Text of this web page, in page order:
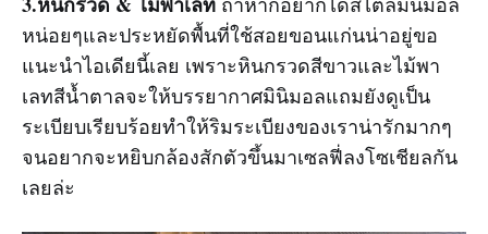
หน่อยๆและประหยัดพื้นที่ใช้สอยขอนแก่นน่าอยู่ขอ
แนะนำไอเดียนี้เลย เพราะหินกรวดสีขาวและไม้พา
เลทสีน้ำตาลจะให้บรรยากาศมินิมอลแถมยังดูเป็น
ระเบียบเรียบร้อยทำให้ริมระเบียงของเราน่ารักมากๆ
จนอยากจะหยิบกล้องสักตัวขึ้นมาเซลฟี่ลงโซเชียลกัน
เลยล่ะ